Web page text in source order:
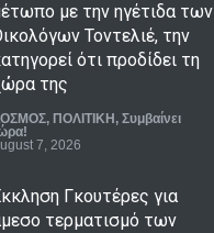
με την ηγέτιδα των
Τοντελιέ, την
ότι προδίδει τη
της
, ΠΟΛΙΤΙΚΗ , Συμβαίνει
7, 2026
Γκουτέρες για
τερματισμό των